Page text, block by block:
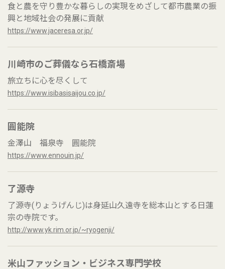
食と農を守り豊かな暮らしの実現をめざして都市農業の振
興と地域社会の発展に貢献
https://www.jaceresa.or.jp/
川崎市のご葬儀なら石橋斎場
旅立ちに心を尽くして
https://www.isibasisaijou.co.jp/
圓能院
金澤山 福泉寺 圓能院
https://www.ennouin.jp/
了源寺
了源寺(りょうげんじ)は身延山久遠寺を総本山とする日蓮
宗の寺院です。
http://www.yk.rim.or.jp/~ryogenji/
米山ファッション・ビジネス専門学校